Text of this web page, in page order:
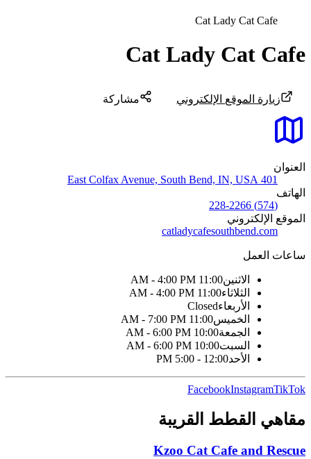
Cat Lady Cat Cafe
Cat Lady Cat Cafe
زيارة الموقع الإلكتروني مشاركة
العنوان
401 East Colfax Avenue, South Bend, IN, USA
الهاتف
(574) 228-2266
الموقع الإلكتروني
catladycafesouthbend.com
ساعات العمل
الاثنين11:00 AM - 4:00 PM
الثلاثاء11:00 AM - 4:00 PM
الأربعاءClosed
الخميس11:00 AM - 7:00 PM
الجمعة10:00 AM - 6:00 PM
السبت10:00 AM - 6:00 PM
الأحد12:00 - 5:00 PM
FacebookInstagramTikTok
مقاهي القطط القريبة
Kzoo Cat Cafe and Rescue